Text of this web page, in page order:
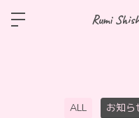
Rumi
ALL お知ら